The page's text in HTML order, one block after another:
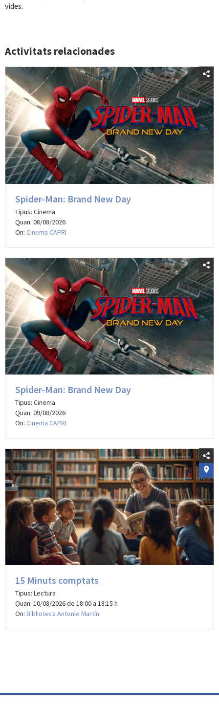
vides.
Activitats relacionades
Spider-Man: Brand New Day
Tipus: Cinema
Quan: 08/08/2026
On: Cinema CAPRI
Spider-Man: Brand New Day
Tipus: Cinema
Quan: 09/08/2026
On: Cinema CAPRI
15 Minuts comptats
Tipus: Lectura
Quan: 10/08/2026 de 18:00 a 18:15 h
On: Biblioteca Antonio Martín